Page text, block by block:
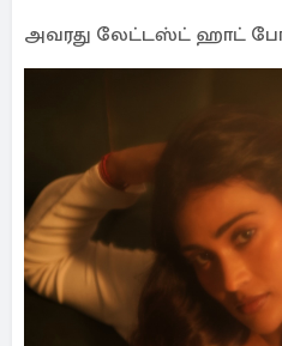
அவரது லேட்டஸ்ட் ஹாட்